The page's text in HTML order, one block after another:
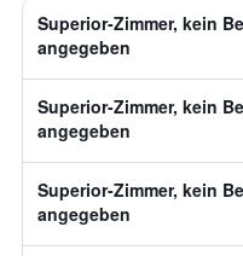
Superior-Zimmer, kein
angegeben
Superior-Zimmer, kein
angegeben
Superior-Zimmer, kein
angegeben